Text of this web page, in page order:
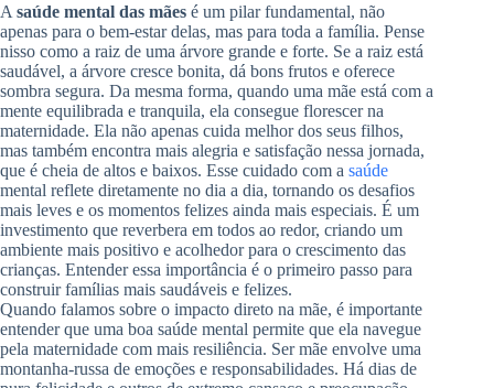
A saúde mental das mães é um pilar fundamental, não
apenas para o bem-estar delas, mas para toda a família. Pense
nisso como a raiz de uma árvore grande e forte. Se a raiz está
saudável, a árvore cresce bonita, dá bons frutos e oferece
sombra segura. Da mesma forma, quando uma mãe está com a
mente equilibrada e tranquila, ela consegue florescer na
maternidade. Ela não apenas cuida melhor dos seus filhos,
mas também encontra mais alegria e satisfação nessa jornada,
que é cheia de altos e baixos. Esse cuidado com a saúde
mental reflete diretamente no dia a dia, tornando os desafios
mais leves e os momentos felizes ainda mais especiais. É um
investimento que reverbera em todos ao redor, criando um
ambiente mais positivo e acolhedor para o crescimento das
crianças. Entender essa importância é o primeiro passo para
construir famílias mais saudáveis e felizes.
Quando falamos sobre o impacto direto na mãe, é importante
entender que uma boa saúde mental permite que ela navegue
pela maternidade com mais resiliência. Ser mãe envolve uma
montanha-russa de emoções e responsabilidades. Há dias de